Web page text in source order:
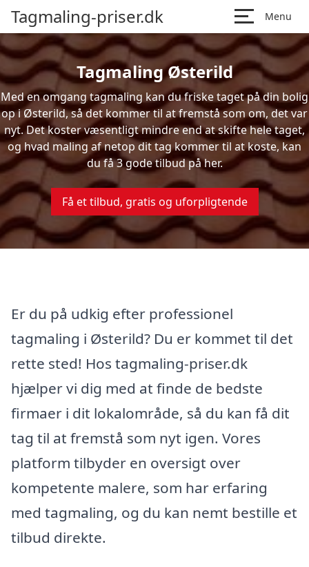
Tagmaling-priser.dk Menu
Tagmaling Østerild
Med en omgang tagmaling kan du friske taget på din bolig
op i Østerild, så det kommer til at fremstå som om, det var
nyt. Det koster væsentligt mindre end at skifte hele taget,
og hvad maling af netop dit tag kommer til at koste, kan
du få 3 gode tilbud på her.
Få et tilbud, gratis og uforpligtende
Er du på udkig efter professionel
tagmaling i Østerild? Du er kommet til det
rette sted! Hos tagmaling-priser.dk
hjælper vi dig med at finde de bedste
firmaer i dit lokalområde, så du kan få dit
tag til at fremstå som nyt igen. Vores
platform tilbyder en oversigt over
kompetente malere, som har erfaring
med tagmaling, og du kan nemt bestille et
tilbud direkte.